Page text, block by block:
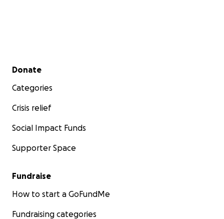
Secondary menu
Donate
Categories
Crisis relief
Social Impact Funds
Supporter Space
Fundraise
How to start a GoFundMe
Fundraising categories